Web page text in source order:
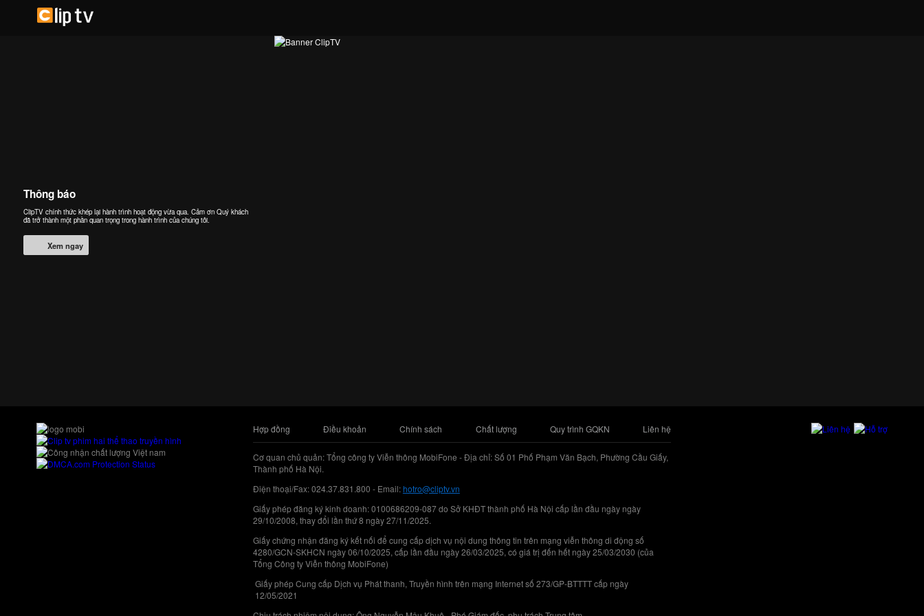
Thông báo
ClipTV chính thức khép lại hành trình hoạt động vừa qua. Cảm ơn Quý khách
đã trở thành một phần quan trọng trong hành trình của chúng tôi.
Xem ngay
Hợp đồng Điều khoản Chính sách Chất lượng Quy trình GQKN Liên hệ
Cơ quan chủ quản: Tổng công ty Viễn thông MobiFone - Địa chỉ: Số 01 Phố Phạm Văn Bạch, Phường Cầu Giấy,
Thành phố Hà Nội.
Điện thoại/Fax: 024.37.831.800 - Email:hotro@cliptv.vn
Giấy phép đăng ký kinh doanh: 0100686209-087 do Sở KHĐT thành phố Hà Nội cấp lần đầu ngày ngày
29/10/2008, thay đổi lần thứ 8 ngày 27/11/2025.
Giấy chứng nhận đăng ký kết nối để cung cấp dịch vụ nội dung thông tin trên mạng viễn thông di động số
4280/GCN-SKHCN ngày 06/10/2025, cấp lần đầu ngày 26/03/2025, có giá trị đến hết ngày 25/03/2030 (của
Tổng Công ty Viễn thông MobiFone)
Giấy phép Cung cấp Dịch vụ Phát thanh, Truyền hình trên mạng Internet số 273/GP-BTTTT cấp ngày
12/05/2021